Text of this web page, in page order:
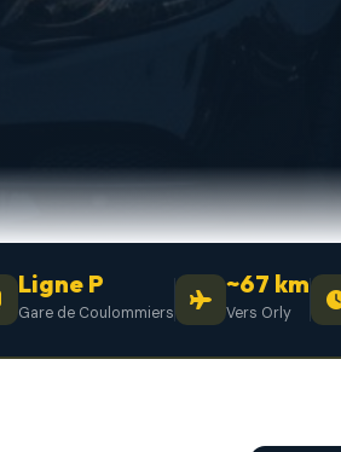
Ligne P
Gare de Coulommiers
~67 km
Vers Orly